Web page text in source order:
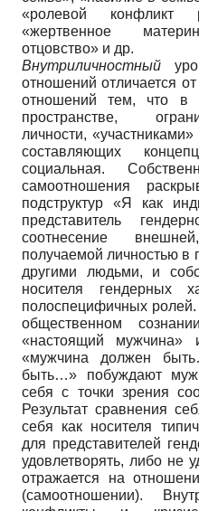
«ролевой конфликт
«жертвенное
отцовство» и др.
Внутриличностный
отношений отличается
отношений тем, что в
пространстве,
личности,
составляющих
социальная.
самоотношения
подструктур «Я как
представитель
соотнесение
получаемой личностью в
другими людьми, и
носителя гендерных
полоспецифичных
общественном
«настоящий мужчина»
«мужчина должен
быть…» побуждают
себя с точки зрения
Результат сравнения
себя как носителя
для представителей
удовлетворять, либо не
отражается на
(самоотношении).